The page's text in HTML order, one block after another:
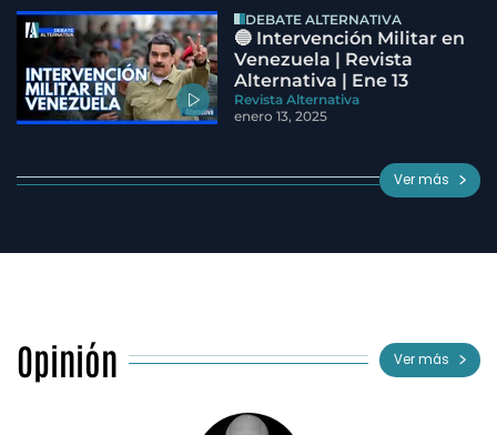
DEBATE ALTERNATIVA
🔵 Intervención Militar en
Venezuela | Revista
Alternativa | Ene 13
Revista Alternativa
enero 13, 2025
Ver más
Opinión Ver más